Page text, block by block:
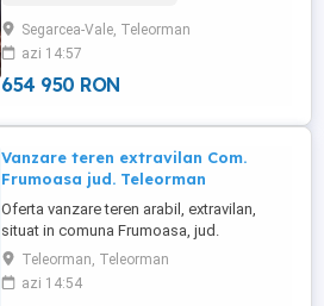
schimb cu locuinta in
Bucuresti(garsoniera sau
apartament)+diferenta. Casa este
Segarcea-Vale, Teleorman
azi 14:57
654 950 RON
Vanzare teren extravilan Com.
Frumoasa jud. Teleorman
Oferta vanzare teren arabil, extravilan,
situat in comuna Frumoasa, jud.
Teleorman, Nr Cadastral : 20822, Nr Carte
Funciara : 20822, Nr Tarla Lot : 35 3, Nr
Parcela : 9, in suprafata de 13035 MP, la
Teleorman, Teleorman
azi 14:54